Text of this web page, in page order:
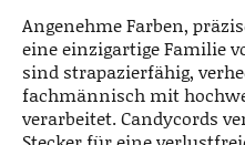
Angenehme Farben,
eine einzigartige Familie
sind strapazierfähig,
fachmännisch mit
verarbeitet. Candycords